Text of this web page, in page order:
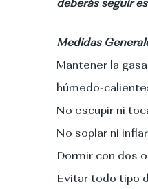
deberás seguir
Medidas
Mantener la
húmedo-
No escupir ni
No soplar ni inflar
Dormir con dos
Evitar todo tipo